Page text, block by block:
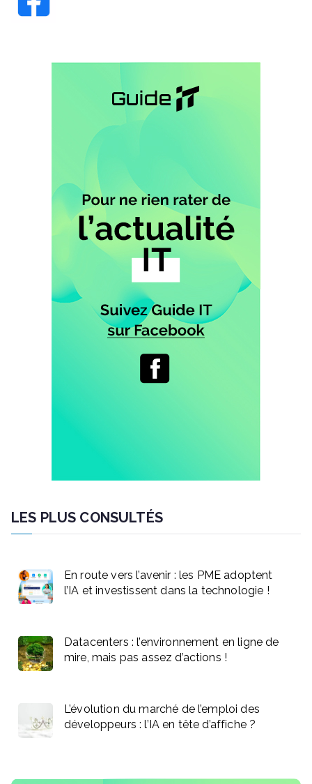
LES PLUS CONSULTÉS
En route vers l’avenir : les PME adoptent
l’IA et investissent dans la technologie !
Datacenters : l’environnement en ligne de
mire, mais pas assez d’actions !
L’évolution du marché de l’emploi des
développeurs : l’IA en tête d’affiche ?